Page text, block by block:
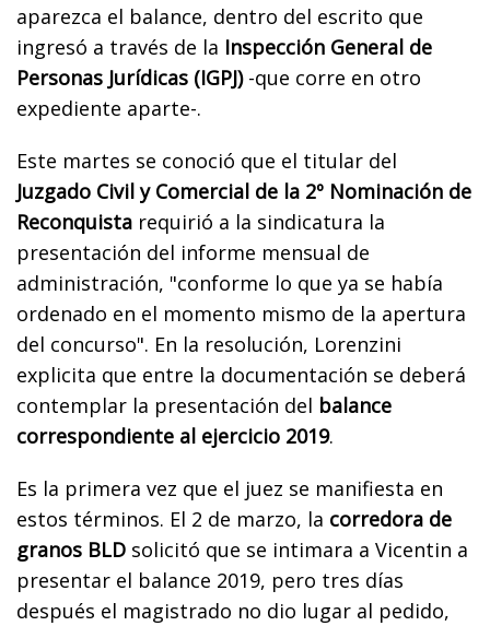
aparezca el balance, dentro del escrito que
ingresó a través de la Inspección General de
Personas Jurídicas (IGPJ)-que corre en otro
expediente aparte-.
Este martes se conoció que el titular del
Juzgado Civil y Comercial de la 2º Nominación de
Reconquista requirió a la sindicatura la
presentación del informe mensual de
administración, "conforme lo que ya se había
ordenado en el momento mismo de la apertura
del concurso". En la resolución, Lorenzini
explicita que entre la documentación se deberá
contemplar la presentación del balance
correspondiente al ejercicio 2019.
Es la primera vez que el juez se manifiesta en
estos términos. El 2 de marzo, la corredora de
granos BLD solicitó que se intimara a Vicentin a
presentar el balance 2019, pero tres días
después el magistrado no dio lugar al pedido,